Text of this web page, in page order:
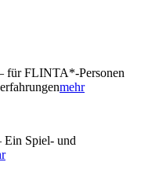
für FLINTA*-Personen
mehr
Ein Spiel- und